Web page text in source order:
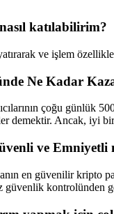
katılabilirim?
yatırarak ve işlem
Ne Kadar
çoğu günlük
demektir. Ancak, iyi bir
ve Emniyetli
en güvenilir kripto
güvenlik kontrolünden